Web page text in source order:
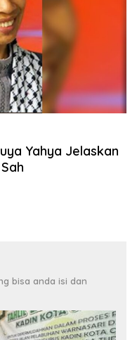
Yahya Jelaskan
bisa anda isi dan